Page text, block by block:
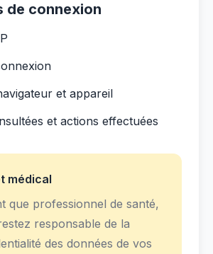
de connexion
et appareil
et actions effectuées
médical
que professionnel de santé,
responsable de la
des données de vos